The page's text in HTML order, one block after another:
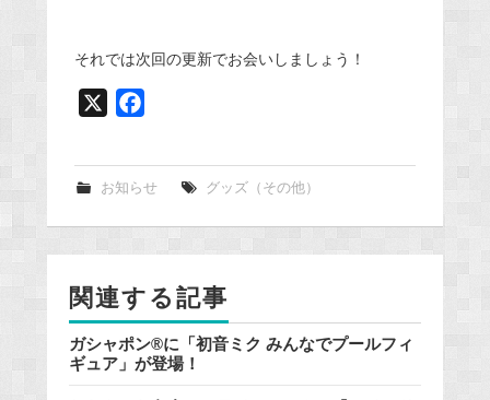
それでは次回の更新でお会いしましょう！
e
k
お知らせ グッズ（その他）
関連する記事
ガシャポン®に「初音ミク みんなでプールフィ
ギュア」が登場！